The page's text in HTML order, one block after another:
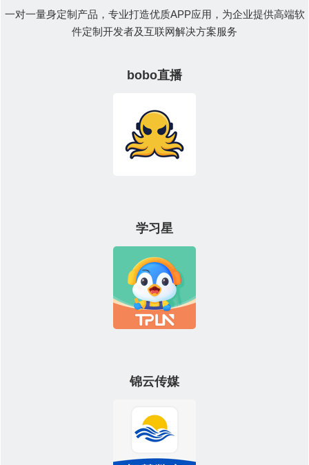
一对一量身定制产品，专业打造优质APP应用，为企业提供高端软
件定制开发者及互联网解决方案服务
bobo直播
学习星
锦云传媒